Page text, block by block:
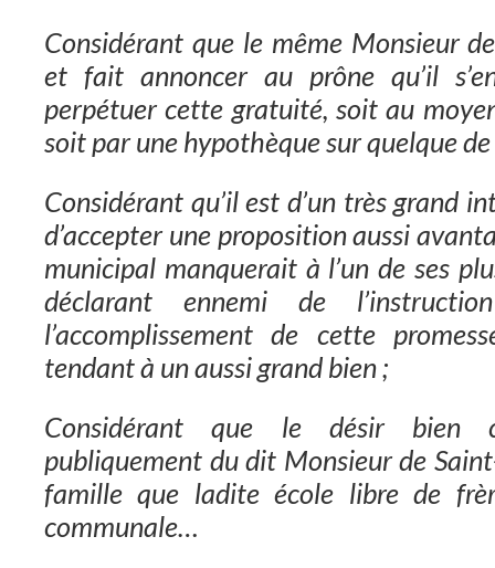
Considérant que le même Monsieur
et fait annoncer au prône qu’il
perpétuer cette gratuité, soit au
soit par une hypothèque sur quelque de
Considérant qu’il est d’un très grand
d’accepter une proposition aussi
municipal manquerait à l’un de ses
déclarant ennemi de
l’accomplissement de cette
tendant à un aussi grand bien ;
Considérant que le désir bien
publiquement du dit Monsieur de
famille que ladite école libre de
communale…